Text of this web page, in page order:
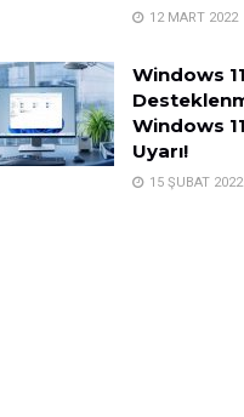
12 MART 2022
Windows
Windows
Uyarı!
15 ŞUBAT 2022